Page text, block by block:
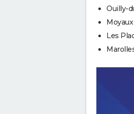
Ouilly-
Moyaux
Les